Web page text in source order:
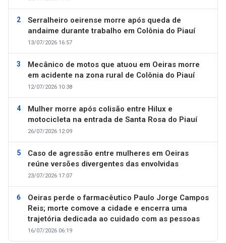
Serralheiro oeirense morre após queda de
andaime durante trabalho em Colônia do Piauí
13/07/2026 16:57
Mecânico de motos que atuou em Oeiras morre
em acidente na zona rural de Colônia do Piauí
12/07/2026 10:38
Mulher morre após colisão entre Hilux e
motocicleta na entrada de Santa Rosa do Piauí
26/07/2026 12:09
Caso de agressão entre mulheres em Oeiras
reúne versões divergentes das envolvidas
23/07/2026 17:07
Oeiras perde o farmacêutico Paulo Jorge Campos
Reis; morte comove a cidade e encerra uma
trajetória dedicada ao cuidado com as pessoas
16/07/2026 06:19